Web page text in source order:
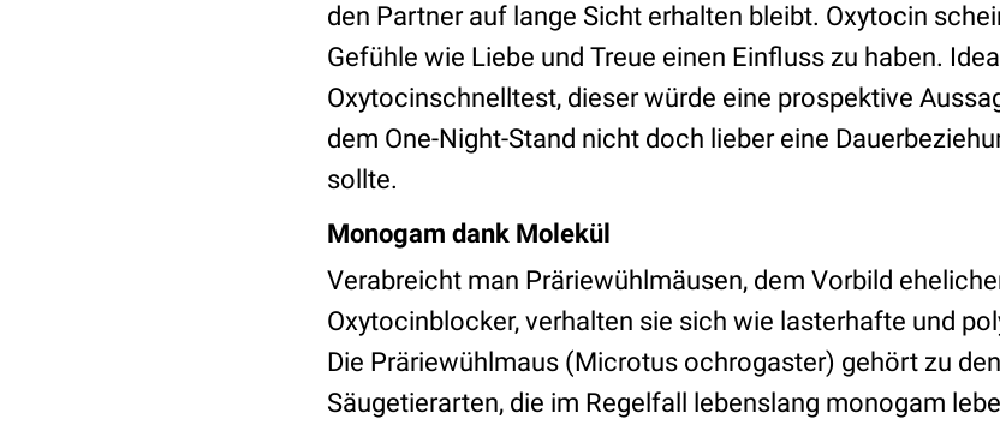
den Partner auf lange Sicht erhalten bleibt. Oxytocin
Gefühle wie Liebe und Treue einen Einfluss zu haben.
Oxytocinschnelltest, dieser würde eine prospektive
dem One-Night-Stand nicht doch lieber eine
sollte.
Monogam dank Molekül
Verabreicht man Präriewühlmäusen, dem Vorbild
Oxytocinblocker, verhalten sie sich wie lasterhafte und
Die Präriewühlmaus (Microtus ochrogaster) gehört zu
Säugetierarten, die im Regelfall lebenslang monogam